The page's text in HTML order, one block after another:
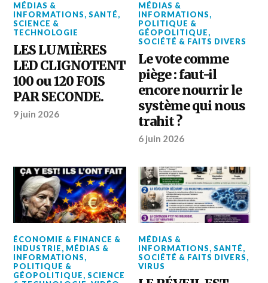
MÉDIAS &
INFORMATIONS,SANTÉ,
SCIENCE &
TECHNOLOGIE
LES LUMIÈRES
LED CLIGNOTENT
100 ou 120 FOIS
PAR SECONDE.
9 juin 2026
MÉDIAS &
INFORMATIONS,
POLITIQUE &
GÉOPOLITIQUE,
SOCIÉTÉ & FAITS DIVERS
Le vote comme
piège : faut-il
encore nourrir le
système qui nous
trahit ?
6 juin 2026
ÉCONOMIE & FINANCE &
INDUSTRIE, MÉDIAS &
INFORMATIONS,
POLITIQUE &
GÉOPOLITIQUE,SCIENCE
MÉDIAS &
INFORMATIONS,SANTÉ,
SOCIÉTÉ & FAITS DIVERS,
VIRUS